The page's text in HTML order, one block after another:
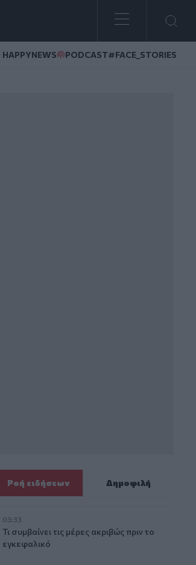
HAPPYNEWS PODCAST#FACE_STORIES
Ροή ειδήσεων Δημοφιλή
03:33
Τι συμβαίνει τις μέρες ακριβώς πριν το
εγκεφαλικό